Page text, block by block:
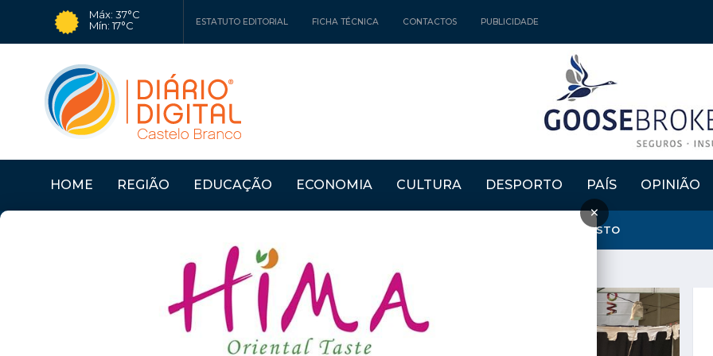
Máx: 37°C
Mín: 17°C
ESTATUTO EDITORIAL FICHA TÉCNICA CONTACTOS PUBLICIDADE
HOME REGIÃO EDUCAÇÃO ECONOMIA CULTURA DESPORTO PAÍS OPINIÃO
×
SERTÃ: OFICINAS "CONTA E CRIA" REGRESSAM DE 15 A 30 DE AGOSTO